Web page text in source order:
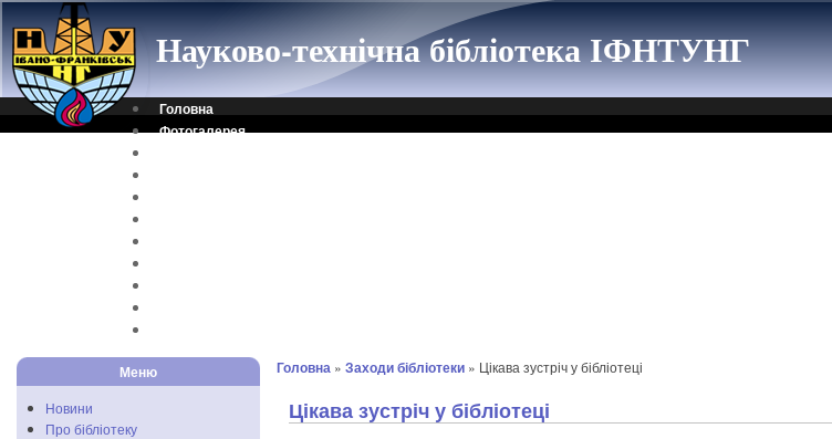
Науково-технічна бібліотека ІФНТУНГ
Головна
Фотогалерея
Меню
Новини
Про бібліотеку
Головна » Заходи бібліотеки » Цікава зустріч у бібліотеці
Цікава зустріч у бібліотеці